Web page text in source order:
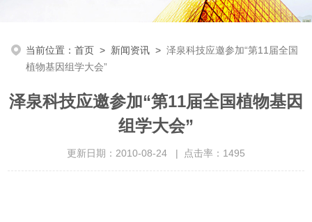
当前位置：首页 > 新闻资讯 >泽泉科技应邀参加“第11届全国
植物基因组学大会”
泽泉科技应邀参加“第11届全国植物基因
组学大会”
更新日期：2010-08-24 | 点击率：1495